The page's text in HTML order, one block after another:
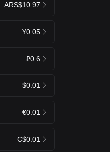
ARS$10.97
¥0.05
₽0.6
$0.01
€0.01
C$0.01